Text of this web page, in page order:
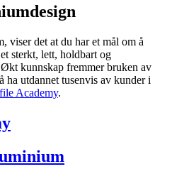
viser det at du har et mål om å
sterkt, lett, holdbart og
kunnskap fremmer bruken av
utdannet tusenvis av kunder i
Academy.